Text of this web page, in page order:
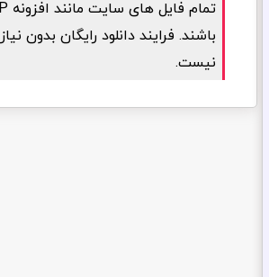
باشند. فرایند دانلود رایگان بدون
نیست.